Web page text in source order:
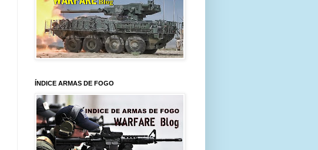
ÍNDICE ARMAS DE FOGO